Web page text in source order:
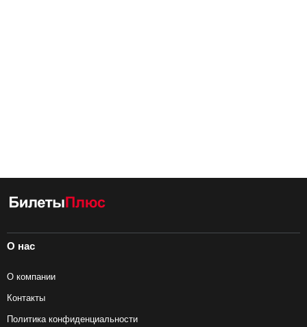
О нас
О компании
Контакты
Политика конфиденциальности